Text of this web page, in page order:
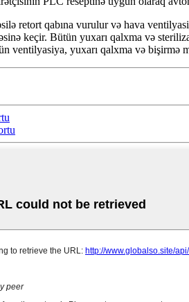
retort qabına vurulur və hava
keçir. Bütün yuxarı qalxma və
ventilyasiya, yuxarı qalxma və bişirmə